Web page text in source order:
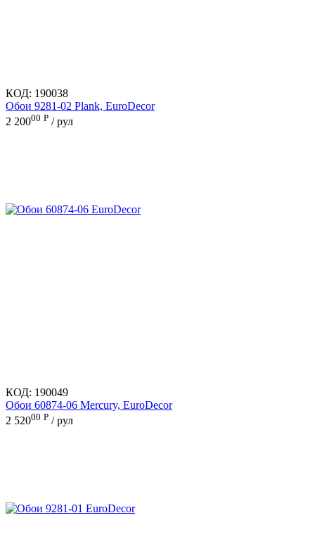
КОД: 190038
Обои 9281-02 Plank, EuroDecor
2 20000 Р / рул
КОД: 190049
Обои 60874-06 Mercury, EuroDecor
2 52000 Р / рул